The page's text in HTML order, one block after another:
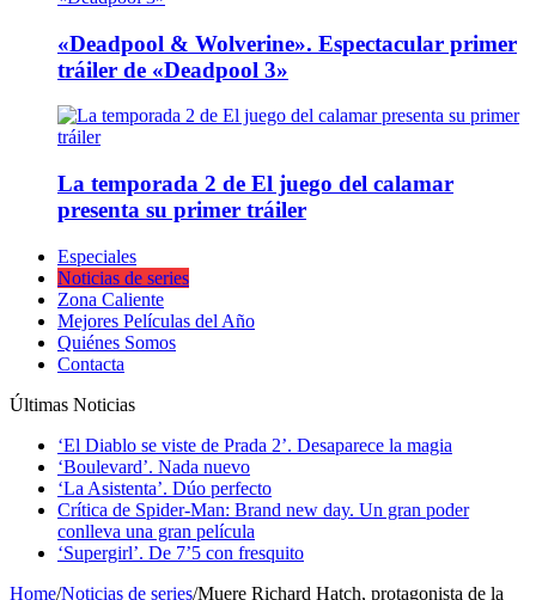
«Deadpool & Wolverine». Espectacular primer
tráiler de «Deadpool 3»
La temporada 2 de El juego del calamar
presenta su primer tráiler
Especiales
Noticias de series
Zona Caliente
Mejores Películas del Año
Quiénes Somos
Contacta
Últimas Noticias
‘El Diablo se viste de Prada 2’. Desaparece la magia
‘Boulevard’. Nada nuevo
‘La Asistenta’. Dúo perfecto
Crítica de Spider-Man: Brand new day. Un gran poder
conlleva una gran película
‘Supergirl’. De 7’5 con fresquito
Home/Noticias de series/Muere Richard Hatch, protagonista de la